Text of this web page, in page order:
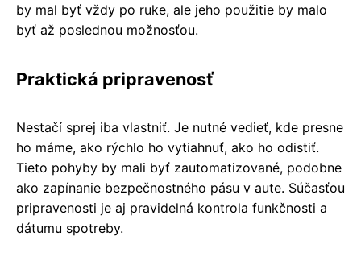
by mal byť vždy po ruke, ale jeho použitie by malo
byť až poslednou možnosťou.
Praktická pripravenosť
Nestačí sprej iba vlastniť. Je nutné vedieť, kde presne
ho máme, ako rýchlo ho vytiahnuť, ako ho odistiť.
Tieto pohyby by mali byť zautomatizované, podobne
ako zapínanie bezpečnostného pásu v aute. Súčasťou
pripravenosti je aj pravidelná kontrola funkčnosti a
dátumu spotreby.